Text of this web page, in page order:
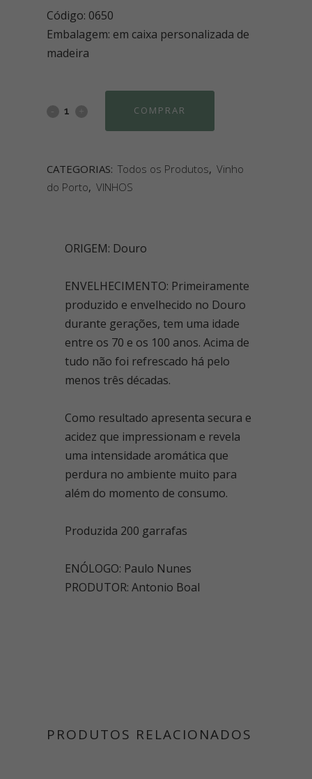
Código: 0650
Embalagem: em caixa personalizada de
madeira
COMPRAR
CATEGORIAS: Todos os Produtos, Vinho
do Porto, VINHOS
ORIGEM: Douro
ENVELHECIMENTO: Primeiramente
produzido e envelhecido no Douro
durante gerações, tem uma idade
entre os 70 e os 100 anos. Acima de
tudo não foi refrescado há pelo
menos três décadas.
Como resultado apresenta secura e
acidez que impressionam e revela
uma intensidade aromática que
perdura no ambiente muito para
além do momento de consumo.
Produzida 200 garrafas
ENÓLOGO: Paulo Nunes
PRODUTOR: Antonio Boal
PRODUTOS RELACIONADOS